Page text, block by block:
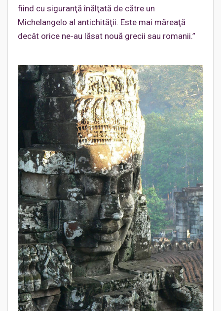
fiind cu siguranţă înălţată de către un
Michelangelo al antichităţii. Este mai măreaţă
decât orice ne-au lăsat nouă grecii sau romanii.”